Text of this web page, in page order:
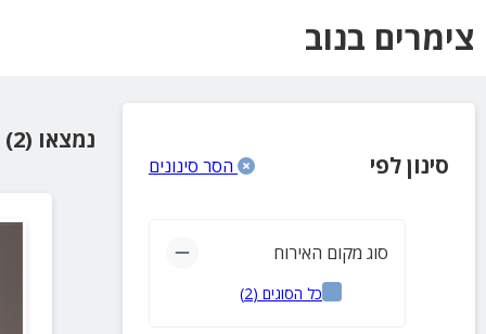
צימרים בנוב
סינון לפי הסר סינונים
סוג מקום האירוח
כל הסוגים (
2
)
נמצאו (2) מקומות אירוח